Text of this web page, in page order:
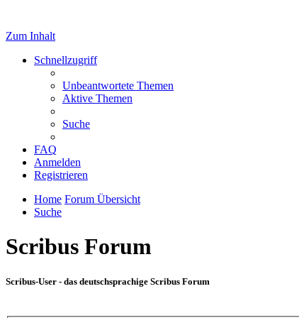
Zum Inhalt
Schnellzugriff
Unbeantwortete Themen
Aktive Themen
Suche
FAQ
Anmelden
Registrieren
Home Forum Übersicht
Suche
Scribus Forum
Scribus-User - das deutschsprachige Scribus Forum